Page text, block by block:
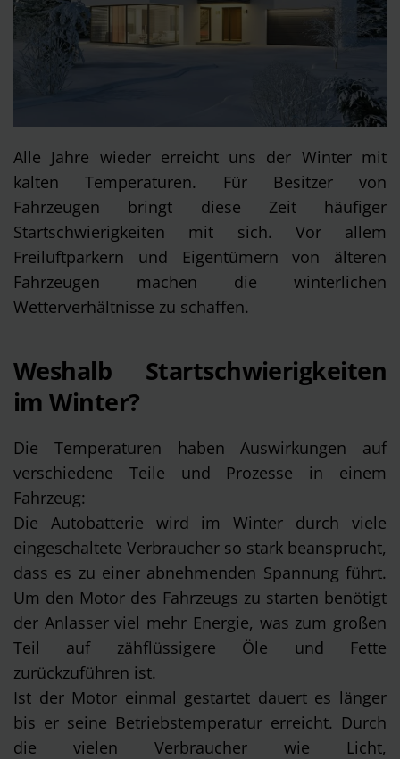
Alle Jahre wieder erreicht uns der Winter mit
kalten Temperaturen. Für Besitzer von
Fahrzeugen bringt diese Zeit häufiger
Startschwierigkeiten mit sich. Vor allem
Freiluftparkern und Eigentümern von älteren
Fahrzeugen machen die winterlichen
Wetterverhältnisse zu schaffen.
Weshalb Startschwierigkeiten
im Winter?
Die Temperaturen haben Auswirkungen auf
verschiedene Teile und Prozesse in einem
Fahrzeug:
Die Autobatterie wird im Winter durch viele
eingeschaltete Verbraucher so stark beansprucht,
dass es zu einer abnehmenden Spannung führt.
Um den Motor des Fahrzeugs zu starten benötigt
der Anlasser viel mehr Energie, was zum großen
Teil auf zähflüssigere Öle und Fette
zurückzuführen ist.
Ist der Motor einmal gestartet dauert es länger
bis er seine Betriebstemperatur erreicht. Durch
die vielen Verbraucher wie Licht,